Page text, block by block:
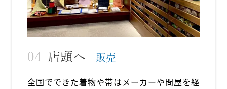
店頭へ 販売
全国でできた着物や帯はメーカーや問屋を経